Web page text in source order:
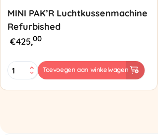
MINI PAK’R Luchtkussenmachine
Refurbished
€425,00
MINI
PAK'R
Toevoegen aan winkelwagen